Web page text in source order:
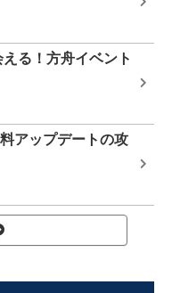
る！方舟イベント
アップデートの攻